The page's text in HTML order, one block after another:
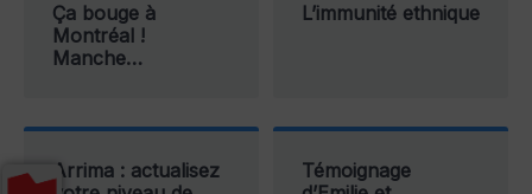
Ça bouge à
Montréal !
Manche…
L’immunité ethnique
Arrima : actualisez
Témoignage